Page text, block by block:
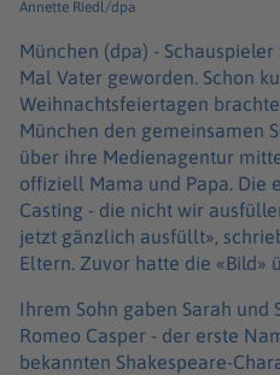
Annette Riedl/dpa
München (dpa) -
Mal Vater geworden. Schon
Weihnachtsfeiertagen
München den gemeinsamen
über ihre Medienagentur
offiziell Mama und Papa. Die
Casting - die nicht wir
jetzt gänzlich ausfüllt»,
Eltern. Zuvor hatte die «Bild»
Ihrem Sohn gaben Sarah und
Romeo Casper - der erste
bekannten Shakespeare-